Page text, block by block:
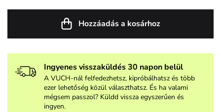
Hozzáadás a kosárhoz
Ingyenes visszaküldés 30 napon belül
A VUCH-nál felfedezhetsz, kipróbálhatsz és több
ezer lehetőség közül választhatsz. És ha valami
mégsem passzol? Küldd vissza egyszerűen és
ingyen.